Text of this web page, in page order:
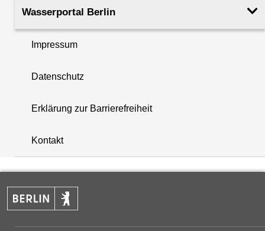
+
−
Wasserportal Berlin
Impressum
Datenschutz
Erklärung zur Barrierefreiheit
Kontakt